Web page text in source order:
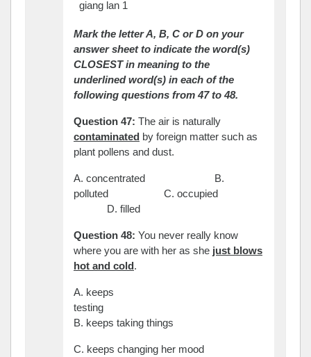
Mark the letter A, B, C or D on your
answer sheet to indicate the word(s)
CLOSEST in meaning to the
underlined word(s) in each of the
following questions from 47 to 48.
Question 47: The air is naturally
contaminated by foreign matter such as
plant pollens and dust.
A. concentrated B.
polluted C. occupied
D. filled
Question 48: You never really know
where you are with her as she just blows
hot and cold.
A. keeps
testing
B. keeps taking things
C. keeps changing her mood